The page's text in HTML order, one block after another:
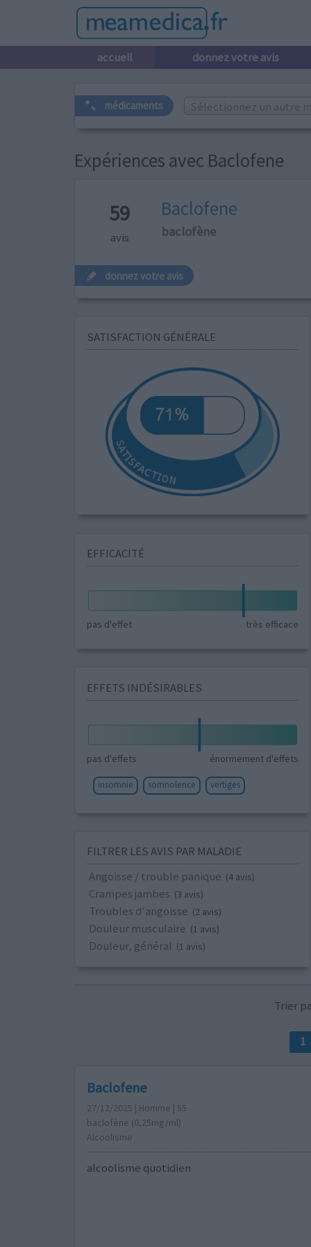
accueil donnez votre avis
médicaments Sélectionnez un autre
Expériences avec Baclofene
59
avis
Baclofene
baclofène
donnez votre avis
SATISFACTION GÉNÉRALE
EFFICACITÉ
pas d'effet très efficace
EFFETS INDÉSIRABLES
pas d'effets énormement d'effets
insomnie somnolence vertiges
FILTRER LES AVIS PAR MALADIE
Angoisse / trouble panique (4 avis)
Crampes jambes (3 avis)
Troubles d'angoisse (2 avis)
Douleur musculaire (1 avis)
Douleur, général (1 avis)
Trier
1
Baclofene
27/12/2025 | Homme | 55
baclofène (0,25mg/ml)
Alcoolisme
alcoolisme quotidien